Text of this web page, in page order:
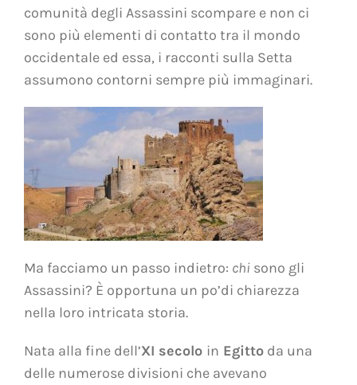
comunità degli Assassini scompare e non ci
sono più elementi di contatto tra il mondo
occidentale ed essa, i racconti sulla Setta
assumono contorni sempre più immaginari.
Ma facciamo un passo indietro: chisono gli
Assassini? È opportuna un po’di chiarezza
nella loro intricata storia.
Nata alla fine dell’XI secolo in Egittoda una
delle numerose divisioni che avevano